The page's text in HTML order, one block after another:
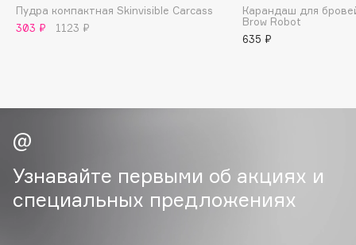
Clinique
Clive Christian
CosRX
Cottolina
Пудра компактная Skinvisible Carcass
303 ₽
1123 ₽
Карандаш для
Brow Robot
635 ₽
Узнавайте первыми об акциях и
специальных предложениях